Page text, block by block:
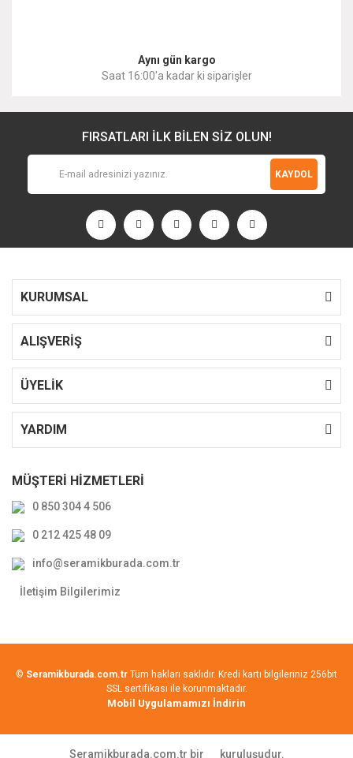
Aynı gün kargo
Saat 16:00'a kadar ki siparişler
FIRSATLARI İLK BİLEN SİZ OLUN!
KAYDOL
KURUMSAL
ALIŞVERİŞ
ÜYELİK
YARDIM
MÜŞTERİ HİZMETLERİ
0 850 304 4 506
0 212 425 48 09
info@seramikburada.com.tr
İletişim Bilgilerimiz
© Seramikburada.com.tr Tüm hakları saklıdır. Kredi kartı bilgileriniz 256bit
SSL sertifikası ile korunmaktadır.
Mobil Uygulamamızı İndirin
Seramikburada.com.tr bir kuruluşudur.